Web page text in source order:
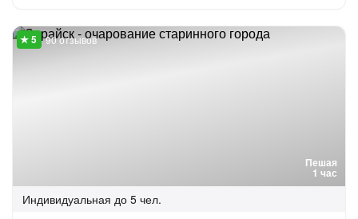
Пешая
1 час
90 отзывов
Индивидуальная до 5 чел.